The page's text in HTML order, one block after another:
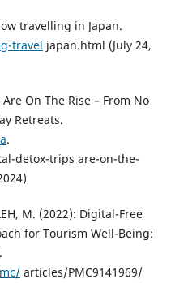
travelling in Japan.
travel japan.html (July 24,
On The Rise – From No
Retreats.
.
detox-trips are-on-the-
M. (2022): Digital-Free
for Tourism Well-Being:
articles/PMC9141969/